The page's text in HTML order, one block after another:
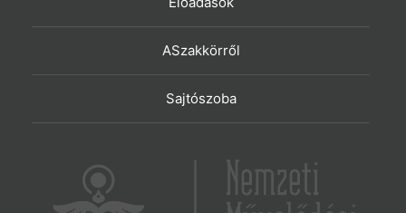
ASzakkörről
Sajtószoba